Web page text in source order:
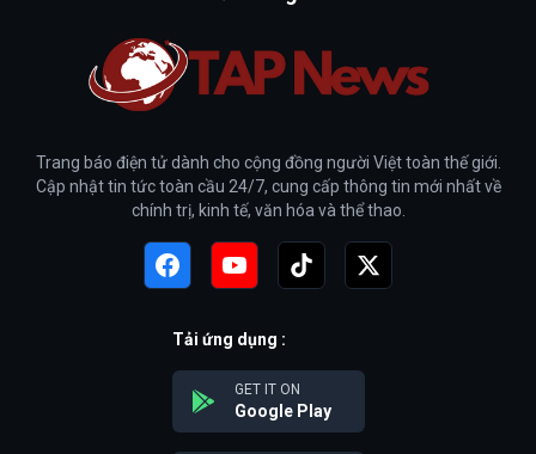
Trang báo điện tử dành cho cộng đồng người Việt toàn thế giới.
Cập nhật tin tức toàn cầu 24/7, cung cấp thông tin mới nhất về
chính trị, kinh tế, văn hóa và thể thao.
Tải ứng dụng :
GET IT ON
Google Play